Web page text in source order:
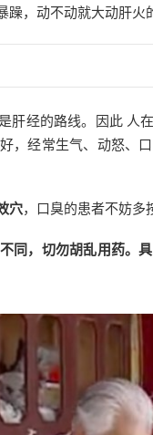
，动不动就大动肝火
肝经的路线。因此 人
，经常生气、动怒、
穴，口臭的患者不妨多
同，切勿胡乱用药。